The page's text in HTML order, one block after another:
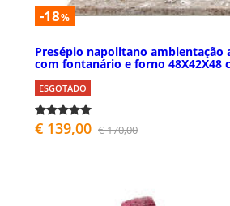
-18%
Presépio napolitano ambientação
com fontanário e forno 48X42X48
ESGOTADO
€ 139,00 € 170,00